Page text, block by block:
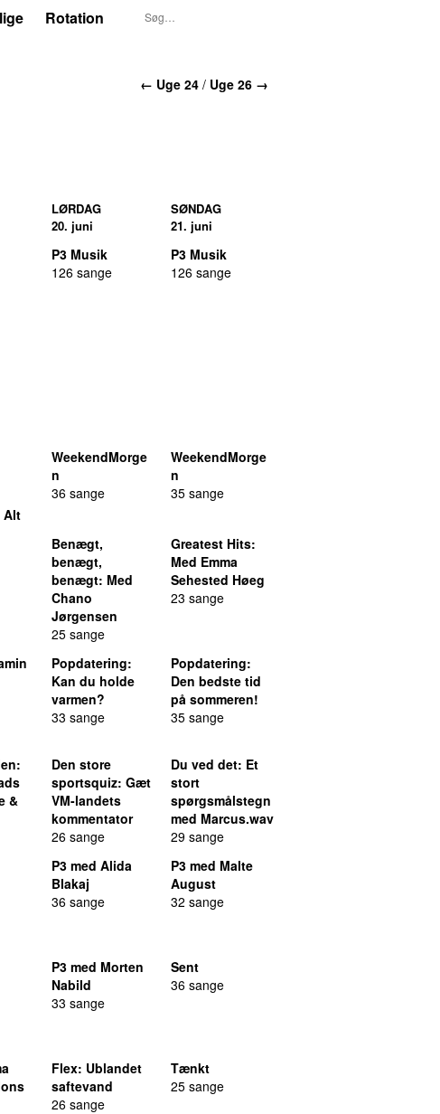
Rotation
← Uge 24 / Uge 26 →
LØRDAG
20. juni
SØNDAG
21. juni
P3 Musik
126 sange
P3 Musik
126 sange
WeekendMorge
n
36 sange
WeekendMorge
n
35 sange
Alt
Benægt,
benægt,
benægt: Med
Chano
Jørgensen
25 sange
Greatest Hits:
Med Emma
Sehested Høeg
23 sange
Popdatering:
Kan du holde
varmen?
33 sange
Popdatering:
Den bedste tid
på sommeren!
35 sange
:
&
Den store
sportsquiz: Gæt
VM-landets
kommentator
26 sange
Du ved det: Et
stort
spørgsmålstegn
med Marcus.wav
29 sange
P3 med Alida
Blakaj
36 sange
P3 med Malte
August
32 sange
P3 med Morten
Nabild
33 sange
Sent
36 sange
Flex: Ublandet
saftevand
26 sange
Tænkt
25 sange